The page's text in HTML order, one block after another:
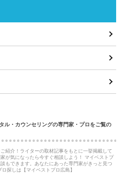
ル・カウンセリングの専門家・プロをご覧の
紹介！ライターの取材記事をもとに一挙掲載して
が気になったら今すぐ相談しよう！ マイベストプ
もできます。あなたにあった専門家がきっと見つ
探しは【マイベストプロ広島】